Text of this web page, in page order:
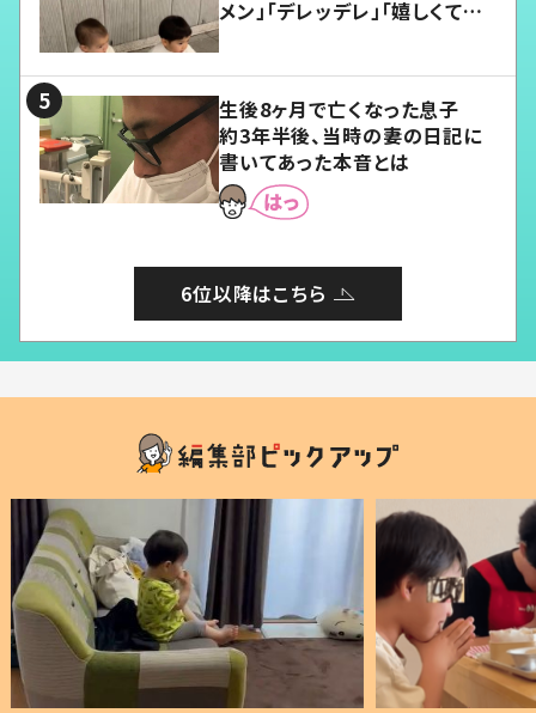
メン」「デレッデレ」「嬉しくて可
生後8ヶ月で亡くなった息子
約3年半後、当時の妻の日記に
書いてあった本音とは
6位以降はこちら